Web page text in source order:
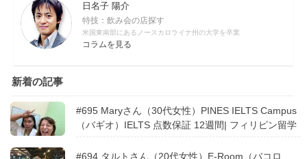
日名子 陽介
特技：飲み会の店探す
米国東南部にあるノースカロライナ州の大学を卒業
コラムを見る
新着の記事
#695 Maryさん（30代女性）PINES IELTS Campus
（バギオ）IELTS 点数保証 12週間| フィリピン留学
#694 タルトさん（20代女性）E-Room（バコロ